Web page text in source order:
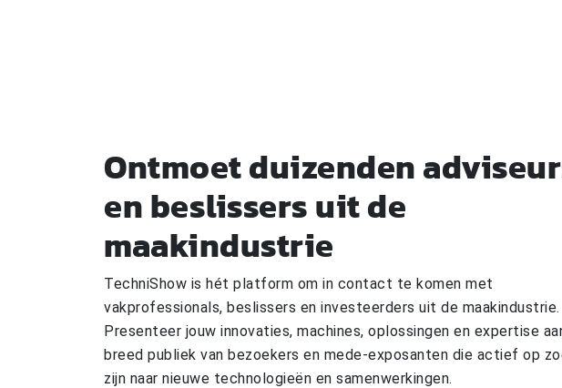
Ontmoet duizenden
en beslissers uit de
maakindustrie
TechniShow is hét platform om in contact te komen met
vakprofessionals, beslissers en investeerders uit de maakindustrie.
Presenteer jouw innovaties, machines, oplossingen en expertise
breed publiek van bezoekers en mede-exposanten die actief op
zijn naar nieuwe technologieën en samenwerkingen.